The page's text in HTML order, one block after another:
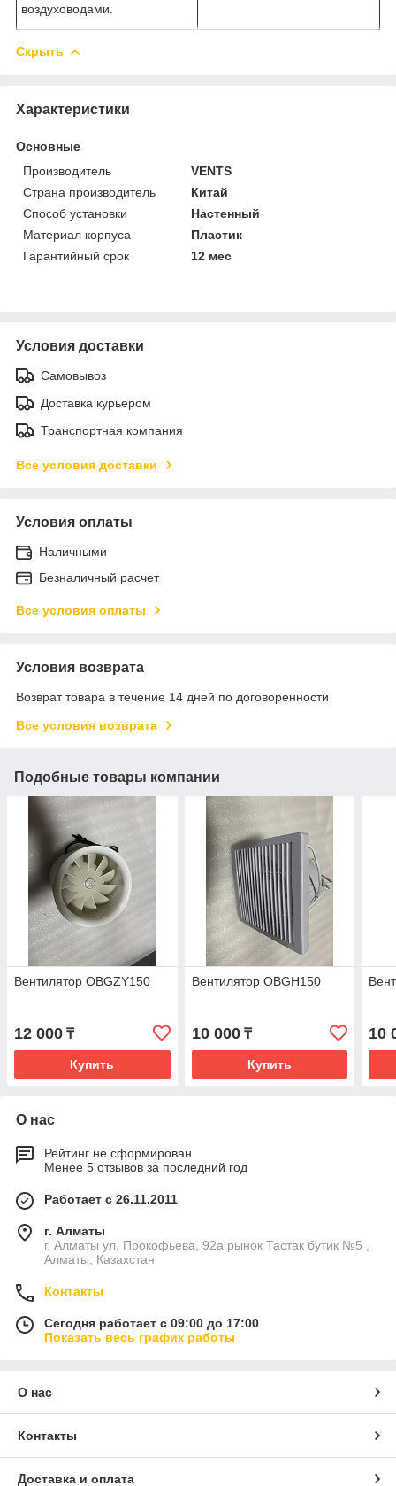
воздуховодами.
Скрыть
Характеристики
Основные
Производитель
VENTS
Страна производитель
Китай
Способ установки
Настенный
Материал корпуса
Пластик
Гарантийный срок
12 мес
Условия доставки
Самовывоз
Доставка курьером
Транспортная компания
Все условия доставки
Условия оплаты
Наличными
Безналичный расчет
Все условия оплаты
Условия возврата
Возврат товара в течение 14 дней по договоренности
Все условия возврата
Подобные товары компании
Вентилятор OBGZY150
12 000 ₸
Купить
Вентилятор OBGH150
10 000₸
Купить
10
О нас
Рейтинг не сформирован
Менее 5 отзывов за последний год
Работает с 26.11.2011
г. Алматы
г. Алматы ул. Прокофьева, 92а рынок Тастак бутик №5 ,
Алматы, Казахстан
Контакты
Сегодня работает с 09:00 до 17:00
Показать весь график работы
О нас
Контакты
Доставка и оплата